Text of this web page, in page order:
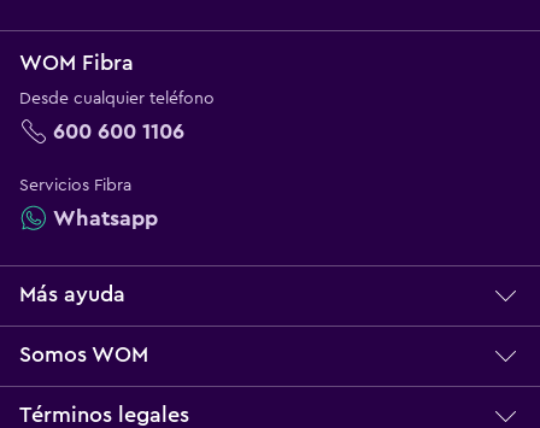
WOM Fibra
Desde cualquier teléfono
600 600 1106
Servicios Fibra
Whatsapp
Más ayuda
Servicio técnico
Somos WOM
Sobre WOM
Términos legales